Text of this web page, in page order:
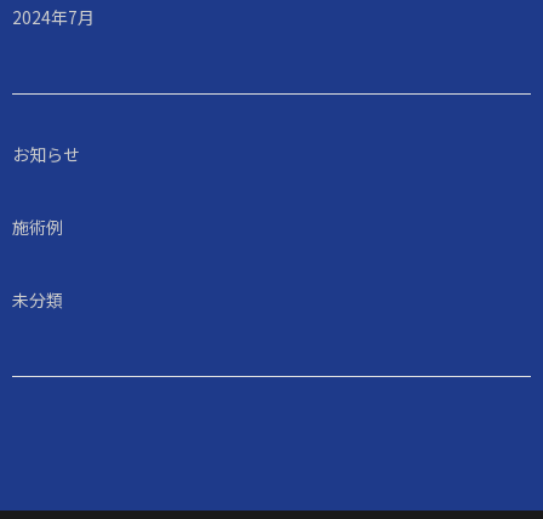
2024年7月
お知らせ
施術例
未分類